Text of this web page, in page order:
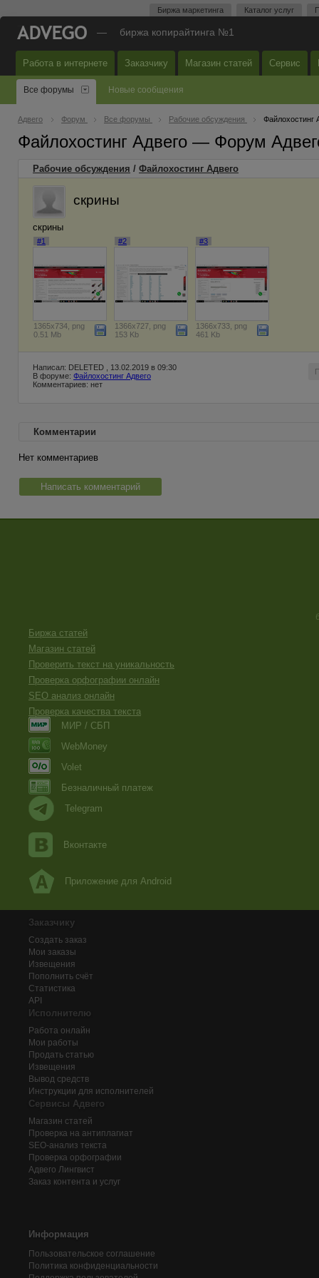
Биржа маркетинга Каталог услуг
— биржа копирайтинга №1
Работа в интернете Заказчику Магазин статей Сервис
Все форумы Новые сообщения
Адвего Форум Все форумы Рабочие обсуждения Файлохостинг
Файлохостинг Адвего — Форум
Рабочие обсуждения / Файлохостинг Адвего
скрины
скрины
#1
1365x734, png
0.51 Mb
#2
1366x727, png
153 Kb
#3
1366x733, png
461 Kb
Написал: DELETED , 13.02.2019 в 09:30
В форуме: Файлохостинг Адвего
Комментариев: нет
Комментарии
Нет комментариев
Написать комментарий
Биржа статей
Магазин статей
Проверить текст на уникальность
Проверка орфографии онлайн
SEO анализ онлайн
Проверка качества текста
МИР / СБП
WebMoney
Volet
Безналичный платеж
Telegram
Вконтакте
Приложение для Android
Заказчику
Создать заказ
Мои заказы
Извещения
Пополнить счёт
Статистика
API
Исполнителю
Работа онлайн
Мои работы
Продать статью
Извещения
Вывод средств
Инструкции для исполнителей
Сервисы Адвего
Магазин статей
Проверка на антиплагиат
SEO-анализ текста
Проверка орфографии
Адвего Лингвист
Заказ контента и услуг
Информация
Пользовательское соглашение
Политика конфиденциальности